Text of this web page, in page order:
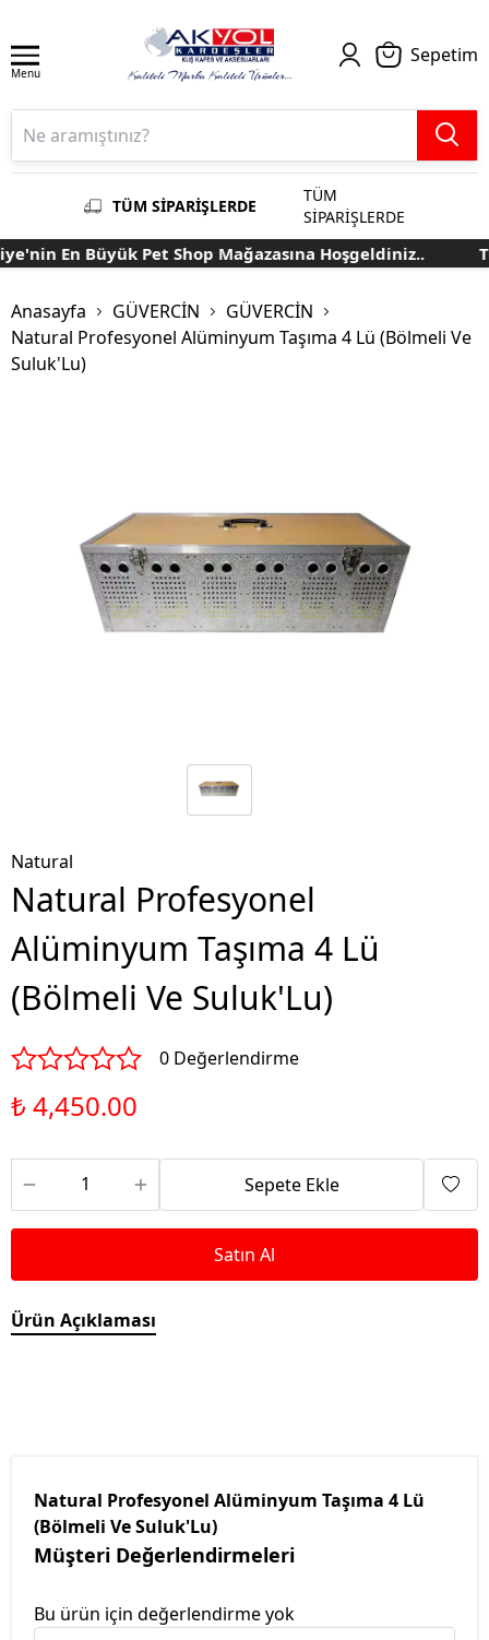
Menu
Sepetim
TÜM SİPARİŞLERDE
TÜM
SİPARİŞLERDE
En Büyük Pet Shop Mağazasına Hoşgeldiniz..
Anasayfa GÜVERCİN
GÜVERCİN
Natural Profesyonel Alüminyum Taşıma 4 Lü (Bölmeli Ve
Suluk'Lu)
Natural
Natural Profesyonel
Alüminyum Taşıma 4 Lü
(Bölmeli Ve Suluk'Lu)
0 Değerlendirme
₺ 4,450.00
Sepete Ekle
Satın Al
Ürün Açıklaması
Natural Profesyonel Alüminyum Taşıma 4 Lü
(Bölmeli Ve Suluk'Lu)
Müşteri Değerlendirmeleri
Bu ürün için değerlendirme yok